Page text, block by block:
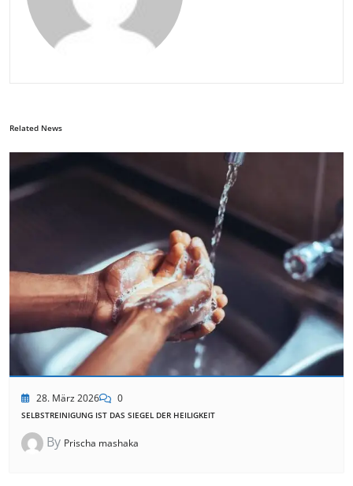
Related News
28. März 2026 0
SELBSTREINIGUNG IST DAS SIEGEL DER HEILIGKEIT
By Prischa mashaka